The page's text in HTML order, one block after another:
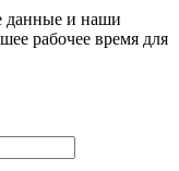
данные и наши
рабочее время для